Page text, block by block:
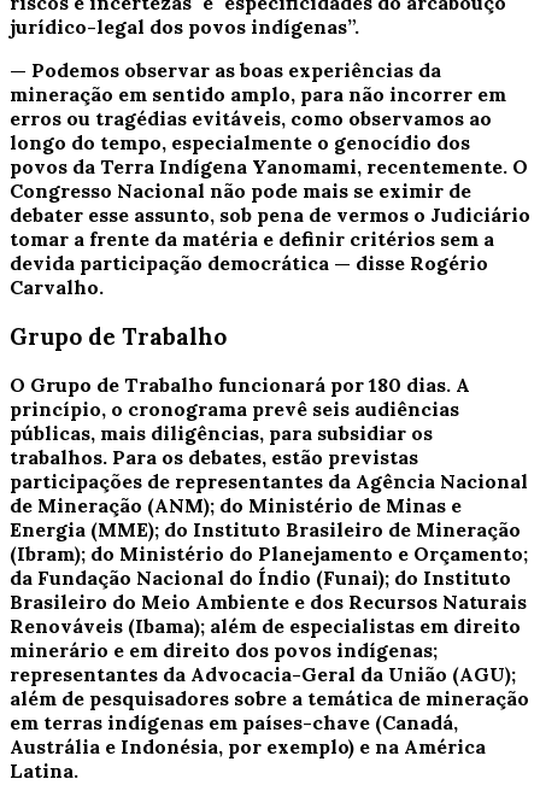
jurídico-legal dos povos indígenas”.
— Podemos observar as boas experiências da
mineração em sentido amplo, para não incorrer em
erros ou tragédias evitáveis, como observamos ao
longo do tempo, especialmente o genocídio dos
povos da Terra Indígena Yanomami, recentemente. O
Congresso Nacional não pode mais se eximir de
debater esse assunto, sob pena de vermos o Judiciário
tomar a frente da matéria e definir critérios sem a
devida participação democrática — disse Rogério
Carvalho.
Grupo de Trabalho
O Grupo de Trabalho funcionará por 180 dias. A
princípio, o cronograma prevê seis audiências
públicas, mais diligências, para subsidiar os
trabalhos. Para os debates, estão previstas
participações de representantes da Agência Nacional
de Mineração (ANM); do Ministério de Minas e
Energia (MME); do Instituto Brasileiro de Mineração
(Ibram); do Ministério do Planejamento e Orçamento;
da Fundação Nacional do Índio (Funai); do Instituto
Brasileiro do Meio Ambiente e dos Recursos Naturais
Renováveis (Ibama); além de especialistas em direito
minerário e em direito dos povos indígenas;
representantes da Advocacia-Geral da União (AGU);
além de pesquisadores sobre a temática de mineração
em terras indígenas em países-chave (Canadá,
Austrália e Indonésia, por exemplo) e na América
Latina.